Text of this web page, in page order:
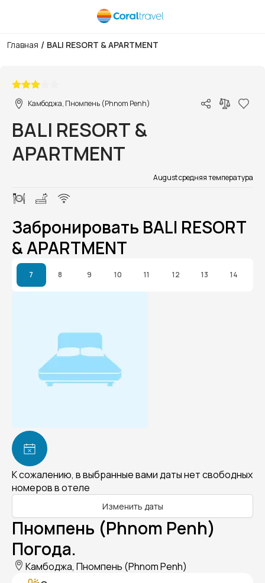
Главная / BALI RESORT & APARTMENT
Камбоджа, Пномпень (Phnom Penh)
BALI RESORT &
APARTMENT
August средняя температура
Забронировать BALI RESORT
& APARTMENT
7 8 9 10 11 12 13 14
К сожалению, в выбранные вами даты нет свободных
номеров в отеле
Изменить даты
Пномпень (Phnom Penh)
Погода.
Камбоджа, Пномпень (Phnom Penh)